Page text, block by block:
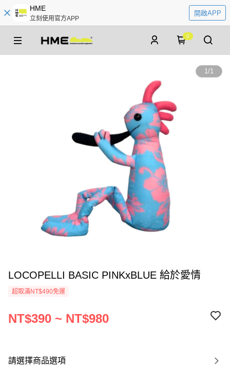
HME
立刻使用官方APP
開啟APP
0
1/1
LOCOPELLI BASIC PINKxBLUE 給於愛情
超取滿NT$490免運
NT$390 ~ NT$980
請選擇商品選項